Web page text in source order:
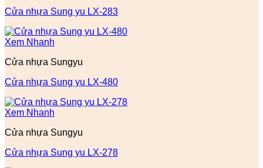
Cửa nhựa Sung yu LX-283
Xem Nhanh
Cửa nhựa Sungyu
Cửa nhựa Sung yu LX-480
Xem Nhanh
Cửa nhựa Sungyu
Cửa nhựa Sung yu LX-278